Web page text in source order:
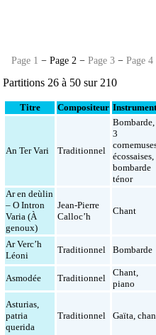
Page 1 − Page 2 −Page 3 −Page 4
Partitions 26 à 50 sur 210
Titre Compositeur
An Ter Vari Traditionnel
Bombarde,
3
écossaises,
bombarde
ténor
Ar en deùlin
– O Intron
Varia (À
genoux)
Jean-Pierre
Calloc’h
Chant
Ar Verc’h
Léoni
Traditionnel Bombarde
Asmodée Traditionnel
Chant,
piano
Asturias,
patria
querida
Traditionnel Gaïta,